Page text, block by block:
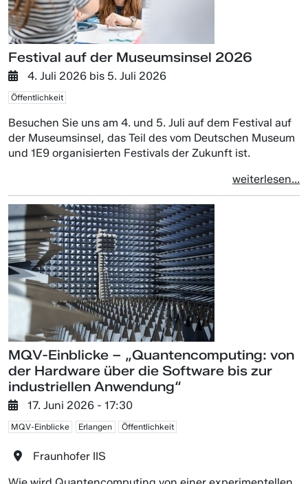
Festival auf der Museumsinsel 2026
4. Juli 2026 bis 5. Juli 2026
Öffentlichkeit
Besuchen Sie uns am 4. und 5. Juli auf dem Festival auf
der Museumsinsel, das Teil des vom Deutschen Museum
und 1E9 organisierten Festivals der Zukunft ist.
weiterlesen...
MQV-Einblicke – „Quantencomputing: von
der Hardware über die Software bis zur
industriellen Anwendung“
17. Juni 2026 - 17:30
MQV-Einblicke Erlangen Öffentlichkeit
Fraunhofer IIS